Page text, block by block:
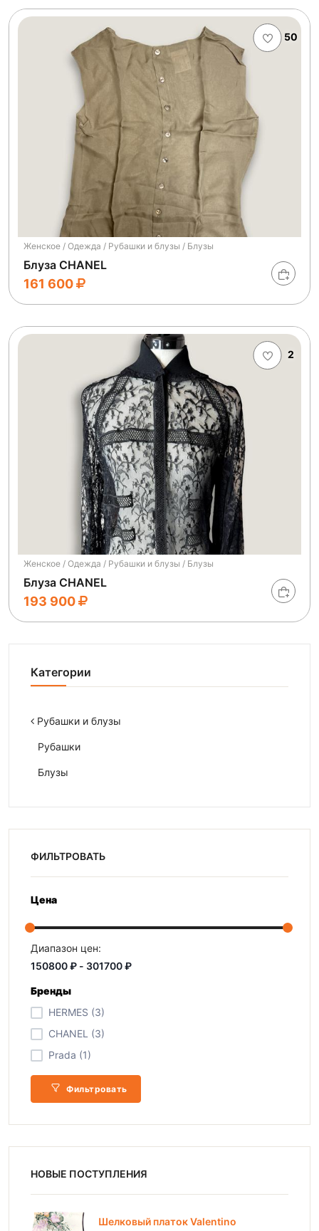
50
Женское / Одежда / Рубашки и блузы / Блузы
Блуза CHANEL
161 600
2
Женское / Одежда / Рубашки и блузы / Блузы
Блуза CHANEL
193 900
Категории
Рубашки и блузы
Рубашки
Блузы
ФИЛЬТРОВАТЬ
Цена
Диапазон цен:
Бренды
HERMES (3)
CHANEL (3)
Prada (1)
Фильтровать
НОВЫЕ ПОСТУПЛЕНИЯ
Шелковый платок Valentino